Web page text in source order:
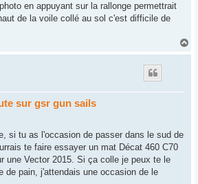
en appuyant sur la rallonge permettrait
de la voile collé au sol c'est difficile de
sur gsr gun sails
si tu as l'occasion de passer dans le sud de
te faire essayer un mat Décat 460 C70
une Vector 2015. Si ça colle je peux te le
de pain, j'attendais une occasion de le